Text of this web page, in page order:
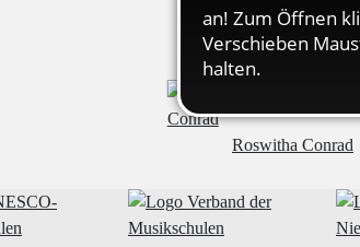
Lehrkräfte
Roswitha Conrad